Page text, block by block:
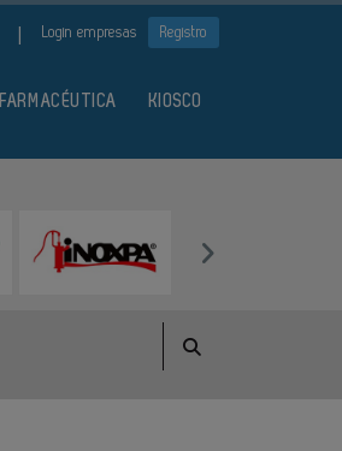
| Login empresas Registro
KIOSCO